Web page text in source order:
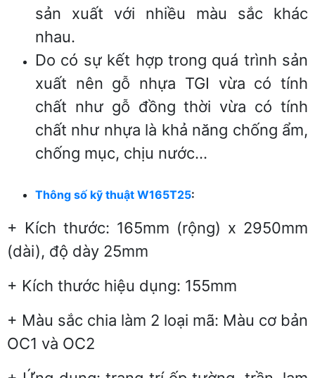
sản xuất với nhiều màu sắc khác
nhau.
Do có sự kết hợp trong quá trình sản
xuất nên gỗ nhựa TGI vừa có tính
chất như gỗ đồng thời vừa có tính
chất như nhựa là khả năng chống ẩm,
chống mục, chịu nước…
Thông số kỹ thuật W165T25:
+ Kích thước: 165mm (rộng) x 2950mm
(dài), độ dày 25mm
+ Kích thước hiệu dụng: 155mm
+ Màu sắc chia làm 2 loại mã: Màu cơ bản
OC1 và OC2